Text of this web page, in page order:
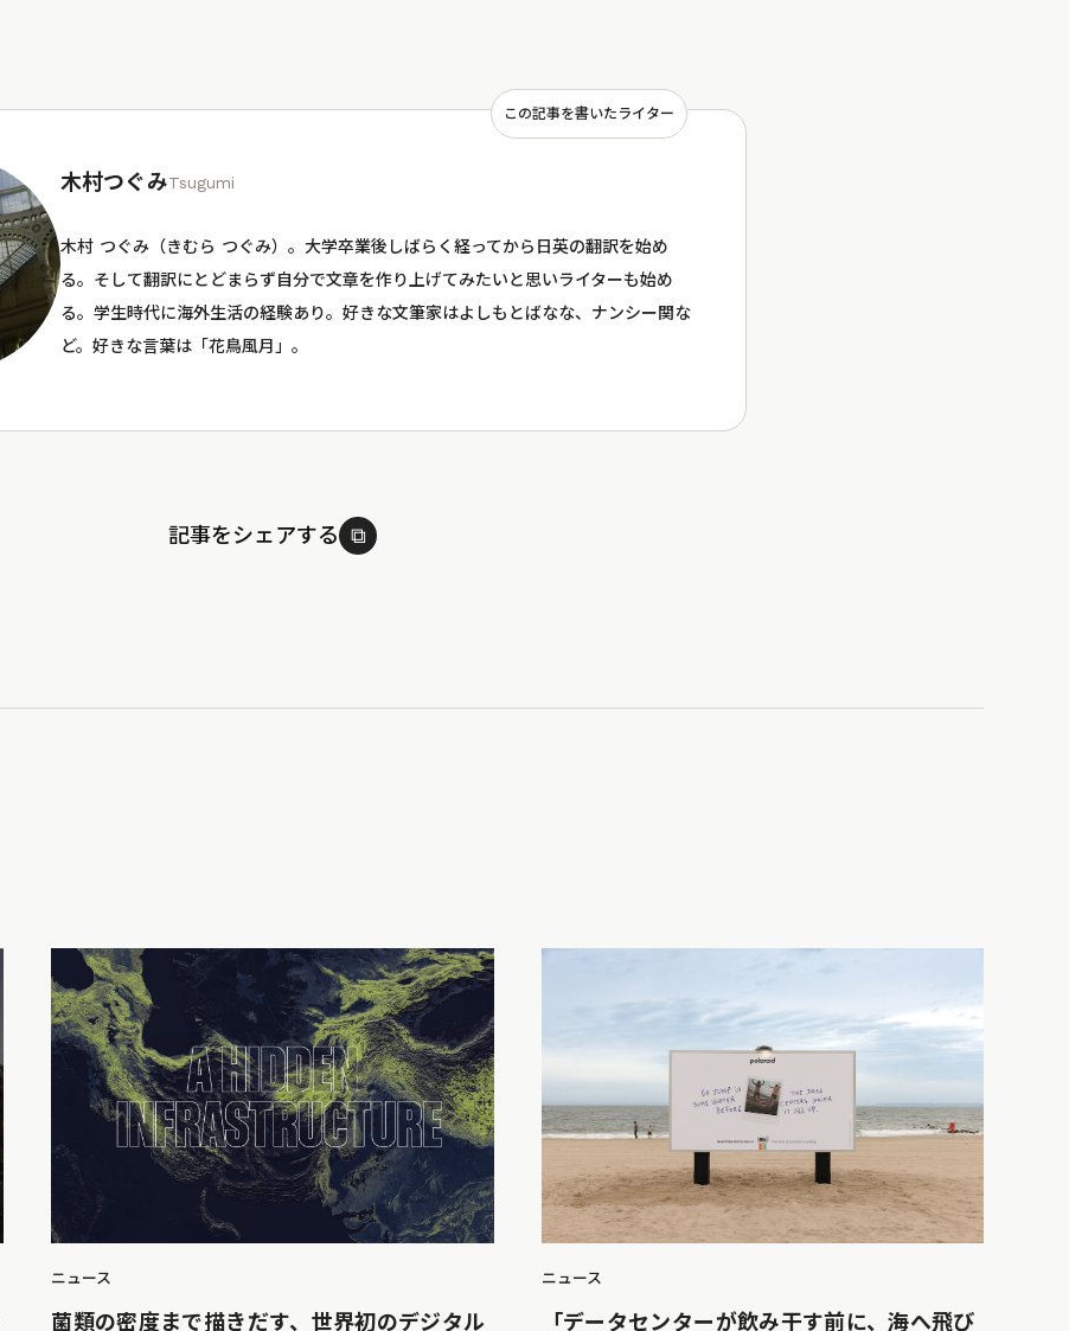
この記事を書いたライター
木村つぐみTsugumi
木村 つぐみ（きむら つぐみ）。大学卒業後しばらく経ってから日英の翻訳を始め
る。そして翻訳にとどまらず自分で文章を作り上げてみたいと思いライターも始め
る。学生時代に海外生活の経験あり。好きな文筆家はよしもとばなな、ナンシー関な
ど。好きな言葉は「花鳥風月」。
記事をシェアする ⧉
ニュース
菌類の密度まで描きだす、世界初のデジタル
ニュース
「データセンターが飲み干す前に、海へ飛び